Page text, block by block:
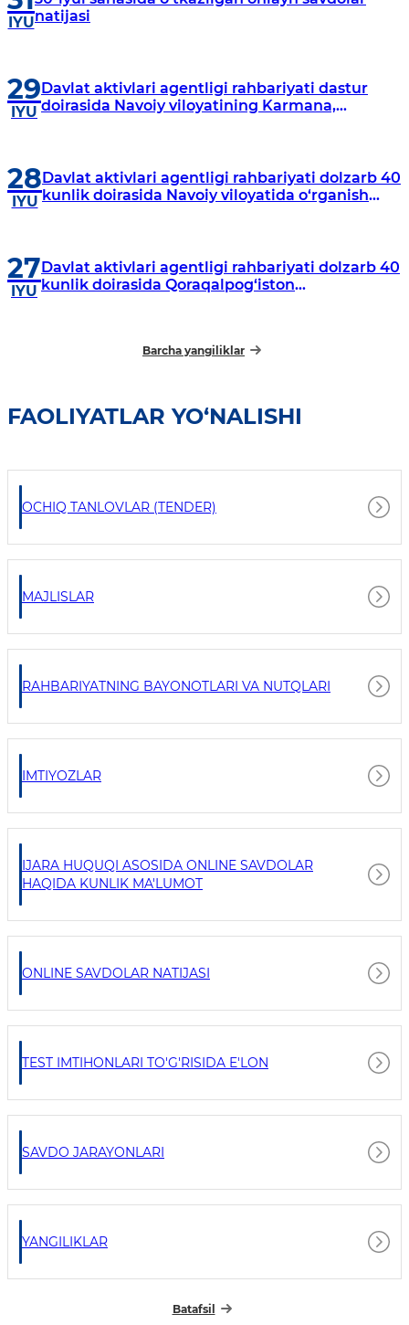
IYUnatijasi
29
IYU
Davlat aktivlari agentligi rahbariyati dastur
doirasida Navoiy viloyatining Karmana,
28
IYU
Davlat aktivlari agentligi rahbariyati dolzarb 40
kunlik doirasida Navoiy viloyatida o‘rganish
27
IYU
Davlat aktivlari agentligi rahbariyati dolzarb 40
kunlik doirasida Qoraqalpog‘iston
Barcha yangiliklar
FAOLIYATLAR YO‘NALISHI
OCHIQ TANLOVLAR (TENDER)
MAJLISLAR
RAHBARIYATNING BAYONOTLARI VA NUTQLARI
IMTIYOZLAR
IJARA HUQUQI ASOSIDA ONLINE SAVDOLAR
HAQIDA KUNLIK MA'LUMOT
ONLINE SAVDOLAR NATIJASI
TEST IMTIHONLARI TO'G'RISIDA E'LON
SAVDO JARAYONLARI
YANGILIKLAR
Batafsil